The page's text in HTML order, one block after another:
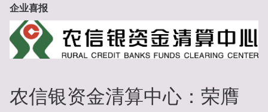
企业喜报
农信银资金清算中心：荣膺